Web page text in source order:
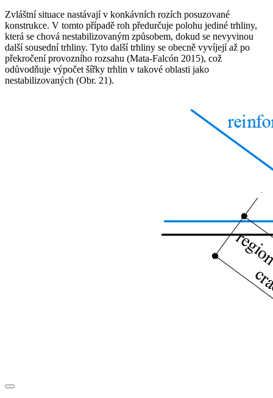
Zvláštní situace nastávají v konkávních rozích posuzované
konstrukce. V tomto případě roh předurčuje polohu jediné trhliny,
která se chová nestabilizovaným způsobem, dokud se nevyvinou
další sousední trhliny. Tyto další trhliny se obecně vyvíjejí až po
překročení provozního rozsahu (Mata-Falcón 2015), což
odůvodňuje výpočet šířky trhlin v takové oblasti jako
nestabilizovaných (Obr. 21).